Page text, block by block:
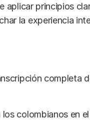
aplicar principios
la experiencia
completa
colombianos en